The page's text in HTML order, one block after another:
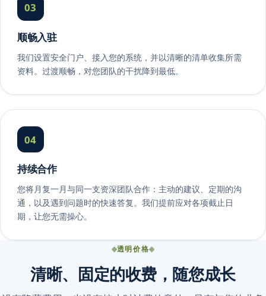
03
顺畅入驻
我们设置安全门户、接入您的系统，并以清晰的清单收集所需
资料。过渡顺畅，对您团队的干扰降到最低。
04
持续合作
您将月复一月与同一支资深团队合作：主动的建议、定期的沟
通，以及遇到问题时的快速答复。我们提前应对各项截止日
期，让您无需操心。
透明价格
清晰、固定的收费，随您成长